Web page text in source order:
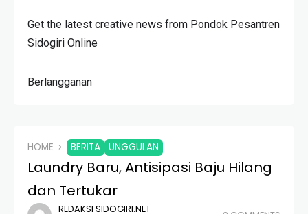
Get the latest creative news from Pondok Pesantren
Sidogiri Online
Berlangganan
HOME BERITA UNGGULAN
Laundry Baru, Antisipasi Baju Hilang
dan Tertukar
REDAKSI SIDOGIRI.NET